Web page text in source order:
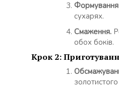
Формування
сухарях.
Смаження.
обох боків.
Крок 2: